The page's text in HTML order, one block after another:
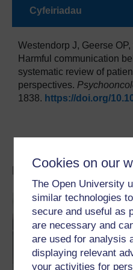
Cookies on our
The Open University
similar technologies
secure and useful as
are necessary and
are used for analysis
displaying relevant
your activities for
Cyfeiriadau
Westendorp J, Geerse
Harmful communication
systematic review of
perspectives.
1838. https://doi.org/
Rhagor o gynnwys